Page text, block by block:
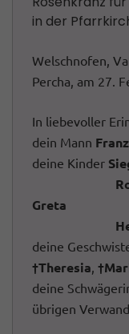
in der
Welschnofen,
Percha, am 27.
In liebevoller
dein Mann Franz
deine Kinder
Greta
deine
†Theresia,
deine
übrigen